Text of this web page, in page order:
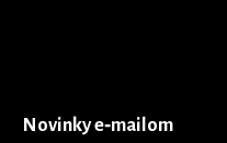
Novinky e‑mailom